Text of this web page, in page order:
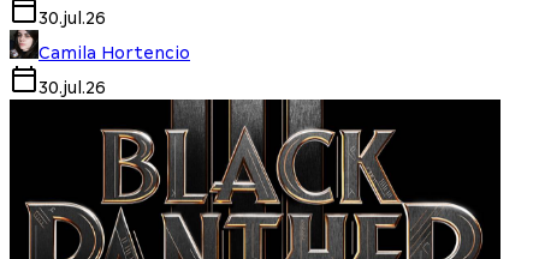
30.jul.26
Camila Hortencio
30.jul.26